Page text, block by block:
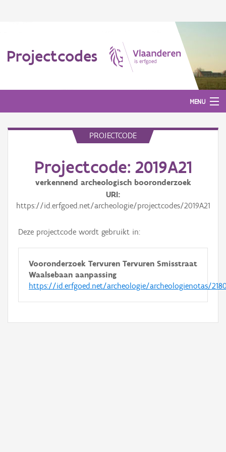
Projectcodes
MENU
PROJECTCODE
Projectcode: 2019A21
verkennend archeologisch booronderzoek
URI
https://id.erfgoed.net/archeologie/projectcodes/2019A21
Deze projectcode wordt gebruikt in:
Vooronderzoek Tervuren Tervuren Smisstraat
Waalsebaan aanpassing
https://id.erfgoed.net/archeologie/archeologienotas/